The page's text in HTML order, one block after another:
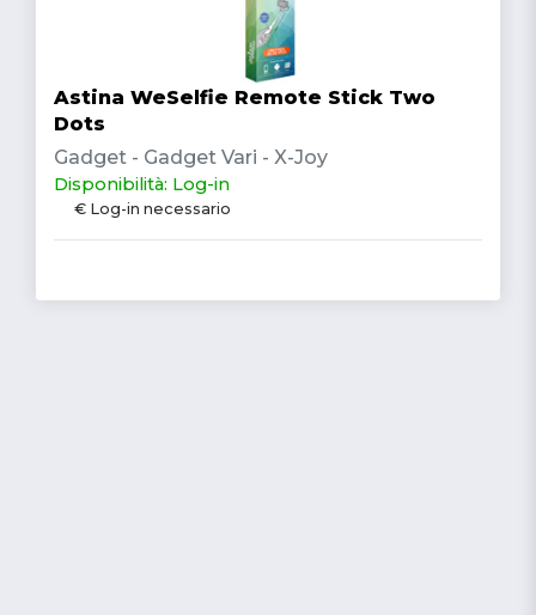
Astina WeSelfie Remote Stick Two
Dots
Gadget - Gadget Vari - X-Joy
Disponibilità: Log-in
€ Log-in necessario